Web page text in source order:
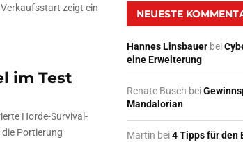
zeigt ein
im Test
Horde-Survival-
Portierung
NEUESTE
Hannes Linsbauer bei
eine Erweiterung
Renate Busch bei
Mandalorian
Martin bei4 Tipps für den